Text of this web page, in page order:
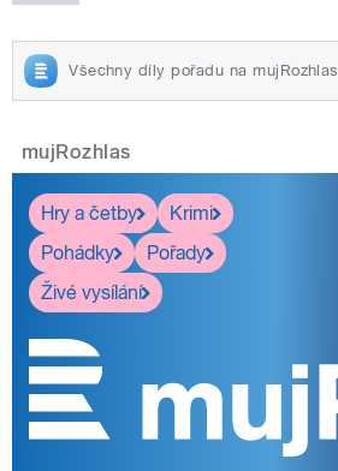
Všechny díly pořadu na mujRozhlas
mujRozhlas
Hry a četby
Krimi
Pohádky
Pořady
Živé vysílání